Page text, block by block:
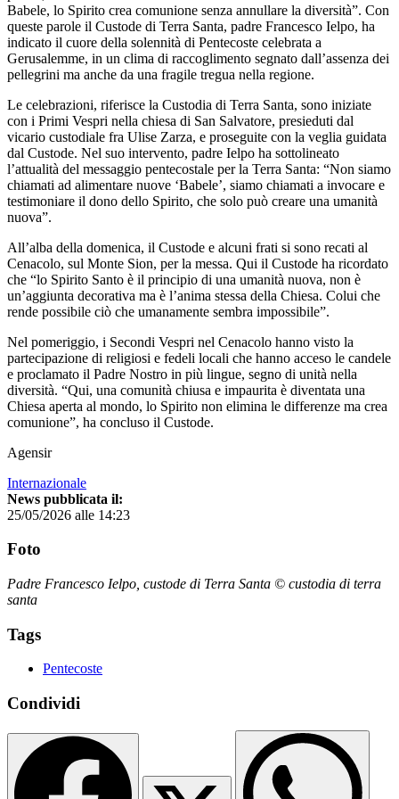
Babele, lo Spirito crea comunione senza annullare la diversità”. Con
queste parole il Custode di Terra Santa, padre Francesco Ielpo, ha
indicato il cuore della solennità di Pentecoste celebrata a
Gerusalemme, in un clima di raccoglimento segnato dall’assenza dei
pellegrini ma anche da una fragile tregua nella regione.
Le celebrazioni, riferisce la Custodia di Terra Santa, sono iniziate
con i Primi Vespri nella chiesa di San Salvatore, presieduti dal
vicario custodiale fra Ulise Zarza, e proseguite con la veglia guidata
dal Custode. Nel suo intervento, padre Ielpo ha sottolineato
l’attualità del messaggio pentecostale per la Terra Santa: “Non siamo
chiamati ad alimentare nuove ‘Babele’, siamo chiamati a invocare e
testimoniare il dono dello Spirito, che solo può creare una umanità
nuova”.
All’alba della domenica, il Custode e alcuni frati si sono recati al
Cenacolo, sul Monte Sion, per la messa. Qui il Custode ha ricordato
che “lo Spirito Santo è il principio di una umanità nuova, non è
un’aggiunta decorativa ma è l’anima stessa della Chiesa. Colui che
rende possibile ciò che umanamente sembra impossibile”.
Nel pomeriggio, i Secondi Vespri nel Cenacolo hanno visto la
partecipazione di religiosi e fedeli locali che hanno acceso le candele
e proclamato il Padre Nostro in più lingue, segno di unità nella
diversità. “Qui, una comunità chiusa e impaurita è diventata una
Chiesa aperta al mondo, lo Spirito non elimina le differenze ma crea
comunione”, ha concluso il Custode.
Agensir
Internazionale
News pubblicata il:
25/05/2026 alle 14:23
Foto
Padre Francesco Ielpo, custode di Terra Santa © custodia di terra
santa
Tags
Pentecoste
Condividi